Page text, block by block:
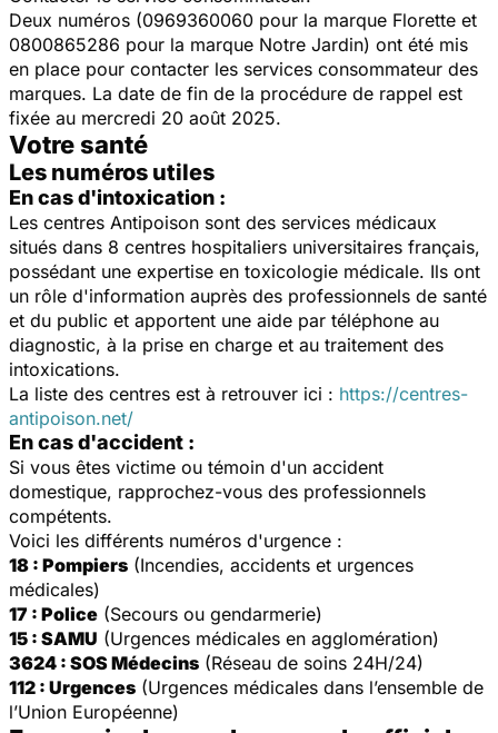
Deux numéros (0969360060 pour la marque Florette et
0800865286 pour la marque Notre Jardin) ont été mis
en place pour contacter les services consommateur des
marques. La date de fin de la procédure de rappel est
fixée au mercredi 20 août 2025.
Votre santé
Les numéros utiles
En cas d'intoxication :
Les centres Antipoison sont des services médicaux
situés dans 8 centres hospitaliers universitaires français,
possédant une expertise en toxicologie médicale. Ils ont
un rôle d'information auprès des professionnels de santé
et du public et apportent une aide par téléphone au
diagnostic, à la prise en charge et au traitement des
intoxications.
La liste des centres est à retrouver ici : https://centres-
antipoison.net/
En cas d'accident :
Si vous êtes victime ou témoin d'un accident
domestique, rapprochez-vous des professionnels
compétents.
Voici les différents numéros d'urgence :
18 : Pompiers (Incendies, accidents et urgences
médicales)
17 : Police (Secours ou gendarmerie)
15 : SAMU (Urgences médicales en agglomération)
3624 : SOS Médecins (Réseau de soins 24H/24)
112 : Urgences (Urgences médicales dans l’ensemble de
l’Union Européenne)